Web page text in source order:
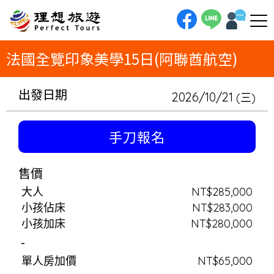
城與「液體黃金」波爾多紅酒區。在羅亞爾河谷，體驗香波堡與雪濃梭堡的貴族風華。最後，攀登海上的奇蹟聖米歇爾山，並以
塞納河晚宴和羅浮宮，為這趟15日的法國深度旅遊，寫下最浪漫的註腳。
法國全覽印象美學15日(阿聯酋航空)
出發日期 2026/10/21 (三)
手刀報名
售價
大人
NT$285,000
小孩佔床
NT$283,000
小孩加床
NT$280,000
-
單人房加價 NT$65,000